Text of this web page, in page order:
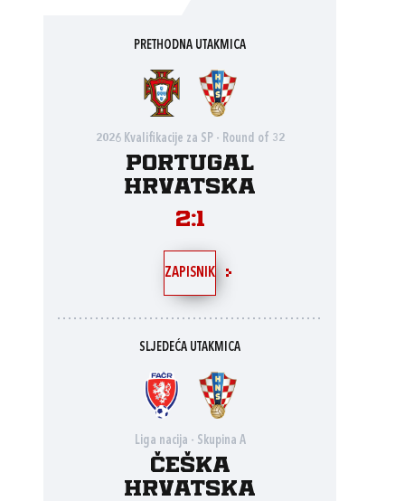
PRETHODNA UTAKMICA
2026 Kvalifikacije za SP - Round of 32
Portugal
Hrvatska
2:1
ZAPISNIK
SLJEDEĆA UTAKMICA
Liga nacija - Skupina A
Češka
Hrvatska